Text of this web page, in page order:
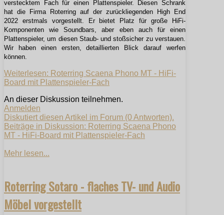
verstecktem Fach für einen Plattenspieler. Diesen Schrank
hat die Firma Roterring auf der zurückliegenden High End
2022 erstmals vorgestellt. Er bietet Platz für große HiFi-
Komponenten wie Soundbars, aber eben auch für einen
Plattenspieler, um diesen Staub- und stoßsicher zu verstauen.
Wir haben einen ersten, detaillierten Blick darauf werfen
können.
Weiterlesen: Roterring Scaena Phono MT - HiFi-
Board mit Plattenspieler-Fach
An dieser Diskussion teilnehmen.
Anmelden
Diskutiert diesen Artikel im Forum (0 Antworten).
Beiträge in Diskussion: Roterring Scaena Phono
MT - HiFi-Board mit Plattenspieler-Fach
Mehr lesen...
Roterring Sotaro - flaches TV- und Audio
Möbel vorgestellt